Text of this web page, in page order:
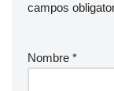
campos
Nombre *